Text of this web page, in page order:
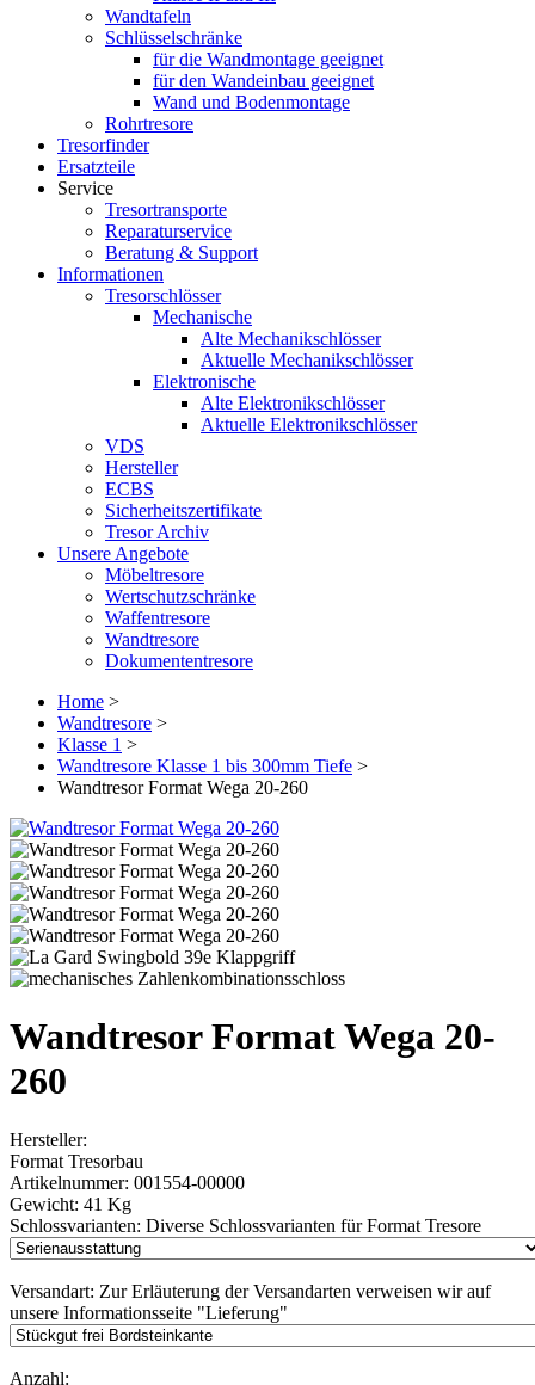
Wandtafeln
Schlüsselschränke
für die Wandmontage geeignet
für den Wandeinbau geeignet
Wand und Bodenmontage
Rohrtresore
Tresorfinder
Ersatzteile
Service
Tresortransporte
Reparaturservice
Beratung & Support
Informationen
Tresorschlösser
Mechanische
Alte Mechanikschlösser
Aktuelle Mechanikschlösser
Elektronische
Alte Elektronikschlösser
Aktuelle Elektronikschlösser
VDS
Hersteller
ECBS
Sicherheitszertifikate
Tresor Archiv
Unsere Angebote
Möbeltresore
Wertschutzschränke
Waffentresore
Wandtresore
Dokumententresore
Home >
Wandtresore >
Klasse 1 >
Wandtresore Klasse 1 bis 300mm Tiefe >
Wandtresor Format Wega 20-260
Wandtresor Format Wega 20-
260
Hersteller:
Format Tresorbau
Artikelnummer: 001554-00000
Gewicht: 41 Kg
Schlossvarianten: Diverse Schlossvarianten für Format Tresore
Versandart: Zur Erläuterung der Versandarten verweisen wir auf
unsere Informationsseite "Lieferung"
Anzahl: